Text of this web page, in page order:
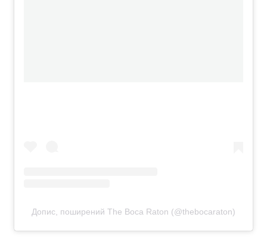
Допис, поширений The Boca Raton (@thebocaraton)